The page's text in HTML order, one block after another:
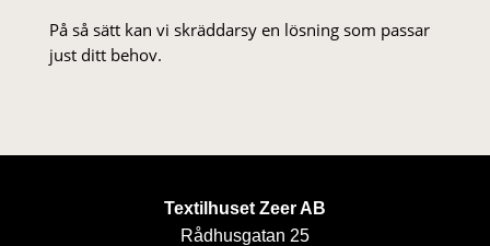
På så sätt kan vi skräddarsy en lösning som passar
just ditt behov.
Textilhuset Zeer AB
Rådhusgatan 25